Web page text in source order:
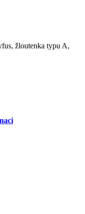
žloutenka typu A,